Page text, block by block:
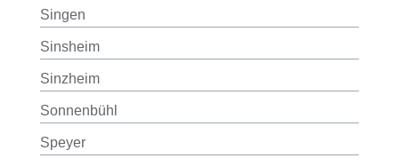
Singen
Sinsheim
Sinzheim
Sonnenbühl
Speyer